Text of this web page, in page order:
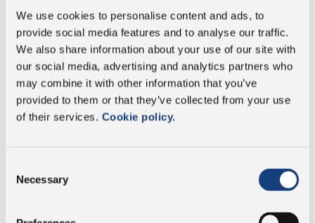
We use cookies to personalise content and ads, to
provide social media features and to analyse our traffic.
We also share information about your use of our site with
our social media, advertising and analytics partners who
may combine it with other information that you’ve
provided to them or that they’ve collected from your use
of their services. Cookie policy.
Selection
Necessary
Kinara® al Tartufo
Scaglie - Sacchetto
Kinara® al Tartufo
VAI ALLA SCHEDA